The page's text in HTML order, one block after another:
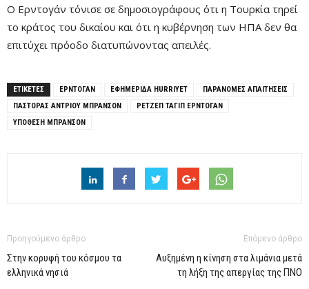
Ο Ερντογάν τόνισε σε δημοσιογράφους ότι η Τουρκία τηρεί
το κράτος του δικαίου και ότι η κυβέρνηση των ΗΠΑ δεν θα
επιτύχει πρόοδο διατυπώνοντας απειλές.
ΕΤΙΚΕΤΕΣ ΕΡΝΤΟΓΑΝ ΕΦΗΜΕΡΙΔΑ HURRIYET
ΠΑΡΑΝΟΜΕΣ ΑΠΑΙΤΗΣΕΙΣ
ΠΑΣΤΟΡΑΣ ΑΝΤΡΙΟΥ ΜΠΡΑΝΣΟΝ
ΡΕΤΖΈΠ ΤΑΓΊΠ ΕΡΝΤΟΓΆΝ
ΥΠΟΘΕΣΗ ΜΠΡΑΝΣΟΝ
Προηγούμενο άρθρο
Στην κορυφή του κόσμου τα
ελληνικά νησιά
Επόμενο άρθρο
Αυξημένη η κίνηση στα λιμάνια μετά
τη λήξη της απεργίας της ΠΝΟ